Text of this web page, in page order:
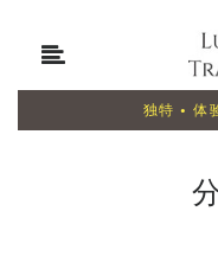
独特 • 体